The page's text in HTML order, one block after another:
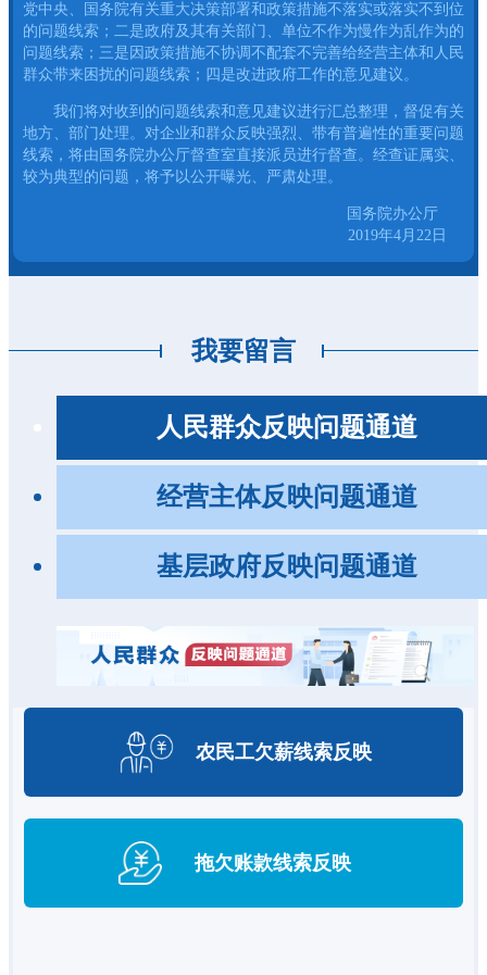
党中央、国务院有关重大决策部署和政策措施不落实或落实不到位
的问题线索；二是政府及其有关部门、单位不作为慢作为乱作为的
问题线索；三是因政策措施不协调不配套不完善给经营主体和人民
群众带来困扰的问题线索；四是改进政府工作的意见建议。
我们将对收到的问题线索和意见建议进行汇总整理，督促有关
地方、部门处理。对企业和群众反映强烈、带有普遍性的重要问题
线索，将由国务院办公厅督查室直接派员进行督查。经查证属实、
较为典型的问题，将予以公开曝光、严肃处理。
国务院办公厅
2019年4月22日
我要留言
人民群众反映问题通道
经营主体反映问题通道
基层政府反映问题通道
农民工欠薪线索反映
拖欠账款线索反映